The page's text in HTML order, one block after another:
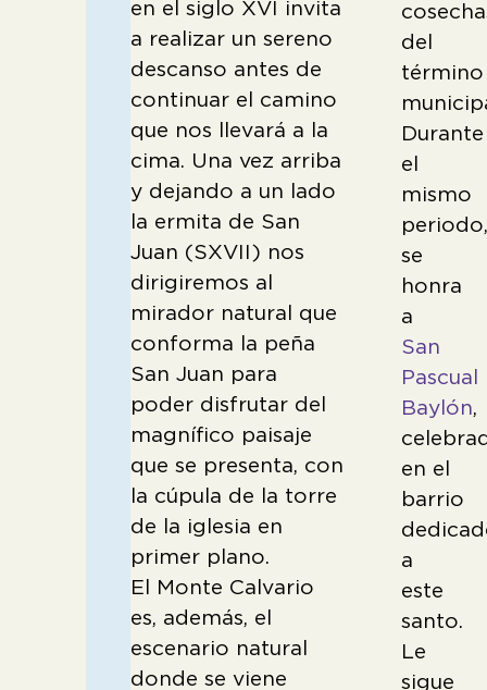
en el siglo XVI invita
a realizar un sereno
descanso antes de
continuar el camino
que nos llevará a la
cima. Una vez arriba
y dejando a un lado
la ermita de San
Juan (SXVII) nos
dirigiremos al
mirador natural que
conforma la peña
San Juan para
poder disfrutar del
magnífico paisaje
que se presenta, con
la cúpula de la torre
de la iglesia en
primer plano.
El Monte Calvario
es, además, el
escenario natural
donde se viene
del
término
Durante
el
mismo
se
honra
a
San
Pascual
Baylón,
en el
barrio
a
este
santo.
Le
sigue